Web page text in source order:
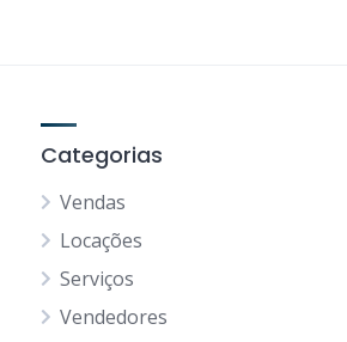
Categorias
Vendas
Locações
Serviços
Vendedores